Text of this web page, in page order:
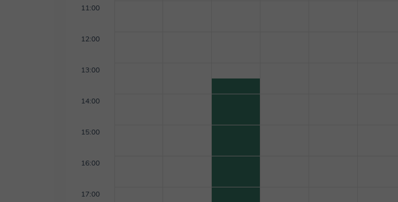
11:00
12:00
13:00
14:00
15:00
16:00
17:00